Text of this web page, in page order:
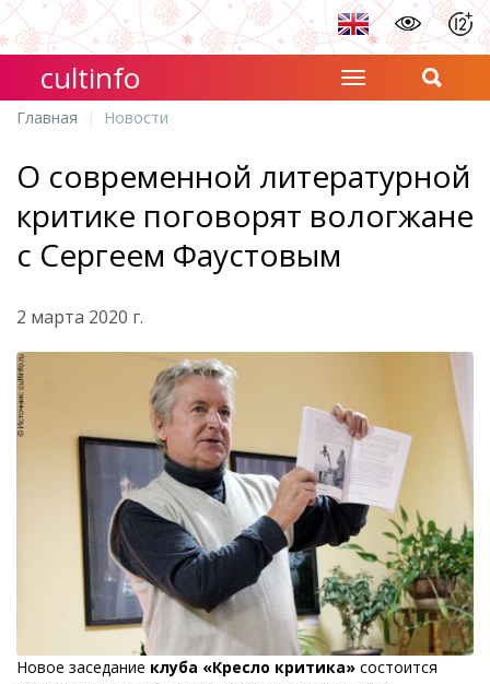
cultinfo
Главная Новости
О современной литературной
критике поговорят вологжане
с Сергеем Фаустовым
2 марта 2020 г.
Новое заседание клуба «Кресло критика» состоится